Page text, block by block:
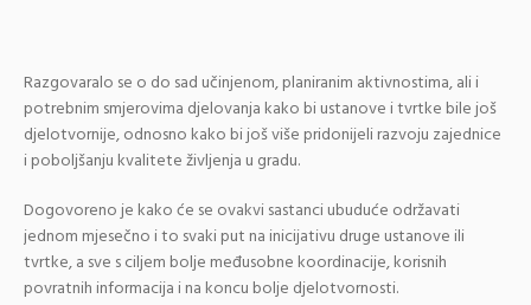
Razgovaralo se o do sad učinjenom, planiranim aktivnostima, ali i
potrebnim smjerovima djelovanja kako bi ustanove i tvrtke bile još
djelotvornije, odnosno kako bi još više pridonijeli razvoju zajednice
i poboljšanju kvalitete življenja u gradu.
Dogovoreno je kako će se ovakvi sastanci ubuduće održavati
jednom mjesečno i to svaki put na inicijativu druge ustanove ili
tvrtke, a sve s ciljem bolje međusobne koordinacije, korisnih
povratnih informacija i na koncu bolje djelotvornosti.